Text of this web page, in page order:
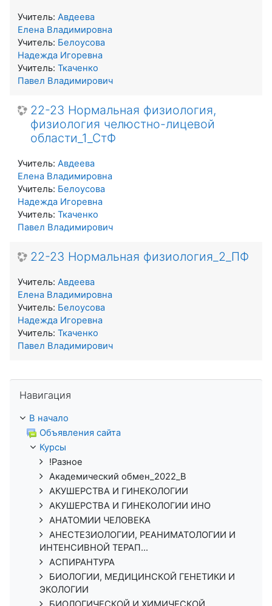
Учитель: Авдеева
Елена Владимировна
Учитель: Белоусова
Надежда Игоревна
Учитель: Ткаченко
Павел Владимирович
22-23 Нормальная физиология,
физиология челюстно-лицевой
области_1_СтФ
Учитель: Авдеева
Елена Владимировна
Учитель: Белоусова
Надежда Игоревна
Учитель: Ткаченко
Павел Владимирович
22-23 Нормальная физиология_2_ПФ
Учитель: Авдеева
Елена Владимировна
Учитель: Белоусова
Надежда Игоревна
Учитель: Ткаченко
Павел Владимирович
Навигация
В начало
Объявления сайта
Курсы
!Разное
Академический обмен_2022_В
АКУШЕРСТВА И ГИНЕКОЛОГИИ
АКУШЕРСТВА И ГИНЕКОЛОГИИ ИНО
АНАТОМИИ ЧЕЛОВЕКА
АНЕСТЕЗИОЛОГИИ, РЕАНИМАТОЛОГИИ И
ИНТЕНСИВНОЙ ТЕРАП...
АСПИРАНТУРА
БИОЛОГИИ, МЕДИЦИНСКОЙ ГЕНЕТИКИ И
ЭКОЛОГИИ